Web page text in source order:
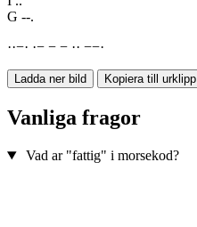
G --.
··−· ·− − − ·· −−·
Ladda ner bild Kopiera till urklipp
Vanliga fragor
Vad ar "fattig" i morsekod?